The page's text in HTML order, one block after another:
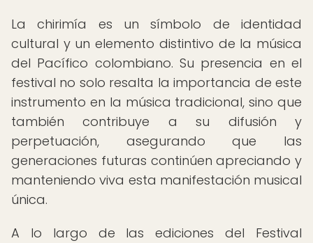
La chirimía es un símbolo de identidad
cultural y un elemento distintivo de la música
del Pacífico colombiano. Su presencia en el
festival no solo resalta la importancia de este
instrumento en la música tradicional, sino que
también contribuye a su difusión y
perpetuación, asegurando que las
generaciones futuras continúen apreciando y
manteniendo viva esta manifestación musical
única.
A lo largo de las ediciones del Festival